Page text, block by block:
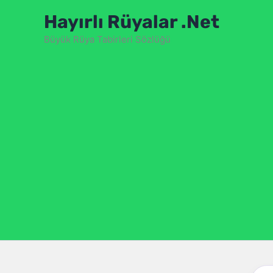
Hayırlı Rüyalar .Net
Büyük Rüya Tabirleri Sözlüğü